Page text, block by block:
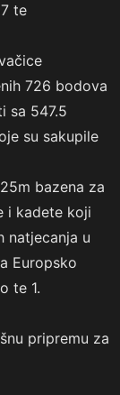
te
726 bodova
sa 547.5
su sakupile
bazena za
i kadete koji
natjecanja u
Europsko
te 1.
pripremu za